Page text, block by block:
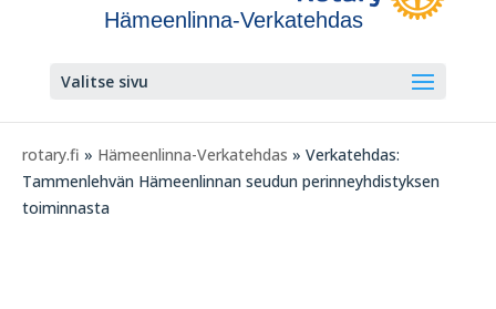
Hämeenlinna-Verkatehdas
Valitse sivu
rotary.fi » Hämeenlinna-Verkatehdas » Verkatehdas:
Tammenlehvän Hämeenlinnan seudun perinneyhdistyksen
toiminnasta